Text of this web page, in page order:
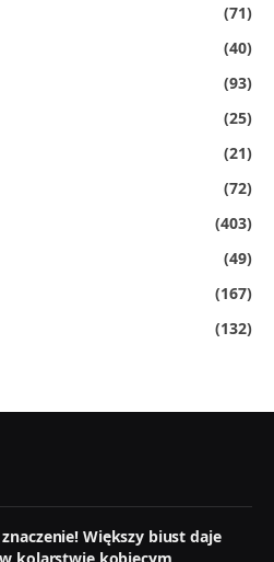
(71)
(40)
(93)
(25)
(21)
(72)
(403)
(49)
(167)
(132)
Większy biust daje
kolarstwie kobiecym